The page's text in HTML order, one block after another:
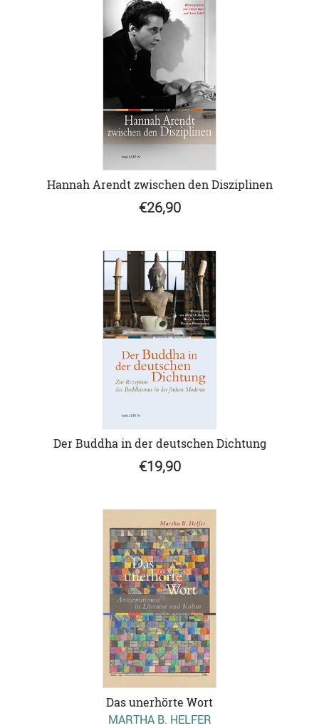
Hannah Arendt zwischen den Disziplinen
€26,90
Der Buddha in der deutschen Dichtung
€19,90
Das unerhörte Wort
MARTHA B. HELFER